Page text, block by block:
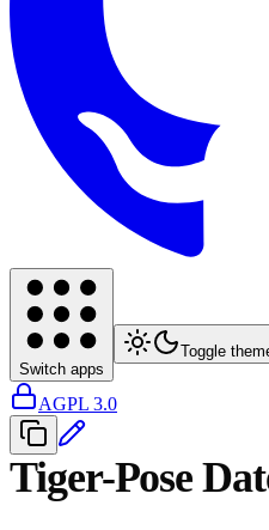
Switch apps
Toggle
AGPL 3.0
Tiger-Pose